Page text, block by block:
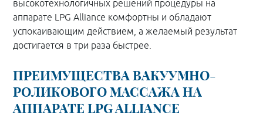
высокотехнологичных решений процедуры на
аппарате LPG Alliance комфортны и обладают
успокаивающим действием, а желаемый результат
достигается в три раза быстрее.
ПРЕИМУЩЕСТВА ВАКУУМНО-
РОЛИКОВОГО МАССАЖА НА
АППАРАТЕ LPG ALLIANCE